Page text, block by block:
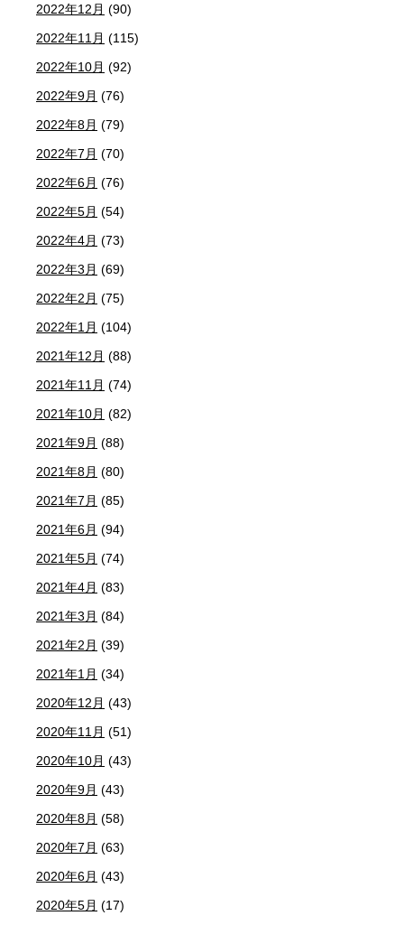
2022年12月 (90)
2022年11月 (115)
2022年10月 (92)
2022年9月 (76)
2022年8月 (79)
2022年7月 (70)
2022年6月 (76)
2022年5月 (54)
2022年4月 (73)
2022年3月 (69)
2022年2月 (75)
2022年1月 (104)
2021年12月 (88)
2021年11月 (74)
2021年10月 (82)
2021年9月 (88)
2021年8月 (80)
2021年7月 (85)
2021年6月 (94)
2021年5月 (74)
2021年4月 (83)
2021年3月 (84)
2021年2月 (39)
2021年1月 (34)
2020年12月 (43)
2020年11月 (51)
2020年10月 (43)
2020年9月 (43)
2020年8月 (58)
2020年7月 (63)
2020年6月 (43)
2020年5月 (17)